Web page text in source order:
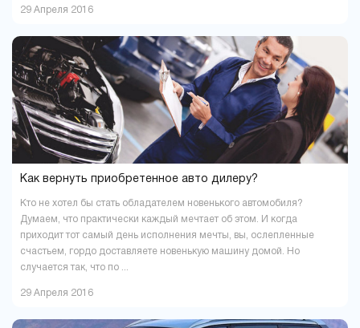
29 Апреля 2016
Как вернуть приобретенное авто дилеру?
Кто не хотел бы стать обладателем новенького автомобиля?
Думаем, что практически каждый мечтает об этом. И когда
приходит тот самый день исполнения мечты, вы, ослепленные
счастьем, гордо доставляете новенькую машину домой. Но
случается так, что по ...
29 Апреля 2016